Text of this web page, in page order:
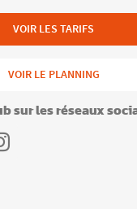
VOIR LES TARIFS
VOIR LE PLANNING
sur les réseaux